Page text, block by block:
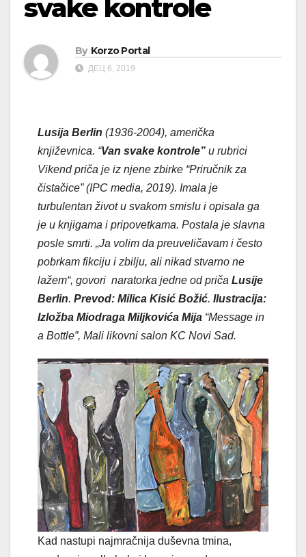
svake kontrole
By Korzo Portal
ДЕЦ 6, 2019
Lusija Berlin (1936-2004), američka
književnica. “Van svake kontrole” u rubrici
Vikend priča je iz njene zbirke “Priručnik za
čistačice” (IPC media, 2019). Imala je
turbulentan život u svakom smislu i opisala ga
je u knjigama i pripovetkama. Postala je slavna
posle smrti. „Ja volim da preuveličavam i često
pobrkam fikciju i zbilju, ali nikad stvarno ne
lažem“, govori naratorka jedne od priča Lusije
Berlin. Prevod: Milica Kisić Božić. Ilustracija:
Izložba Miodraga Miljkovića Mija “Message in
a Bottle”, Mali likovni salon KC Novi Sad.
Kad nastupi najmračnija duševna tmina,